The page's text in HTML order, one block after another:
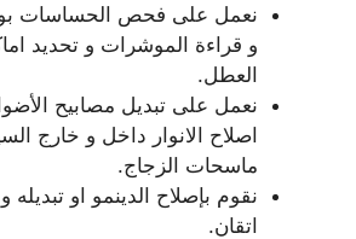
نعمل على فحص الحساسات
و قراءة الموشرات و تحديد
العطل.
نعمل على تبديل مصابيح
اصلاح الانوار داخل و خارج
ماسحات الزجاج.
نقوم بإصلاح الدينمو او تبديله
اتقان.